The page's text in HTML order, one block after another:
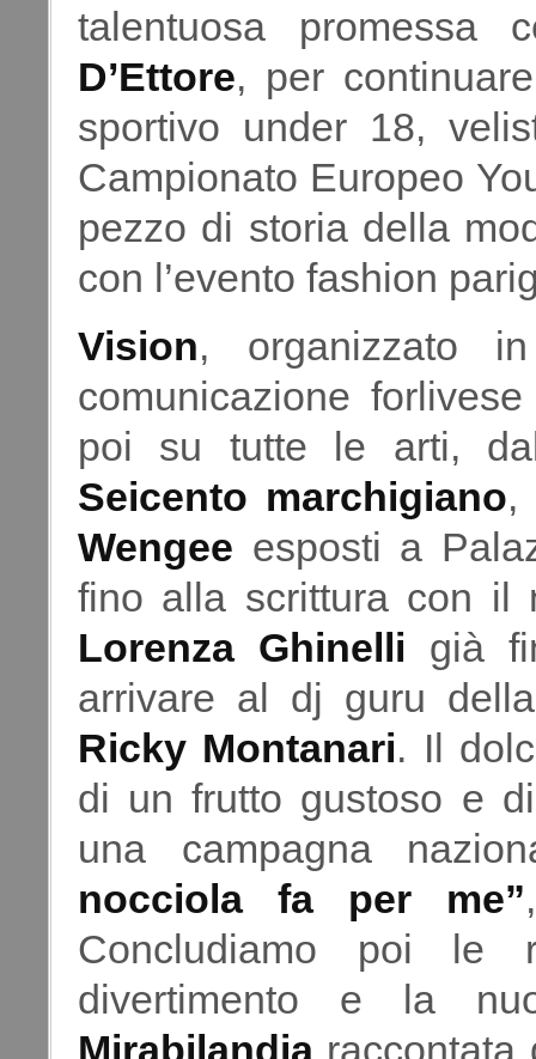
talentuosa
D’Ettore, per
sportivo under 18,
Campionato Europeo
pezzo di storia della
con l’evento fashion
Vision, organizzato
comunicazione
poi su tutte le arti,
Seicento marchigiano,
Wengee esposti a
fino alla scrittura con il
Lorenza Ghinelli già
arrivare al dj guru
Ricky Montanari. Il
di un frutto gustoso e
una campagna
nocciola fa per me”
Concludiamo poi le
divertimento e la
Mirabilandia raccontata